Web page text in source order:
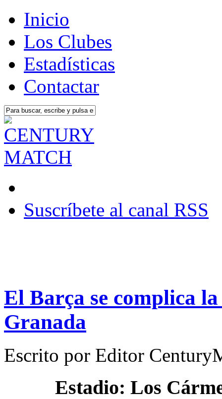
Inicio
Los Clubes
Estadísticas
Contactar
Suscríbete al canal RSS
El Barça se complica
Granada
Escrito por Editor
Estadio: Los